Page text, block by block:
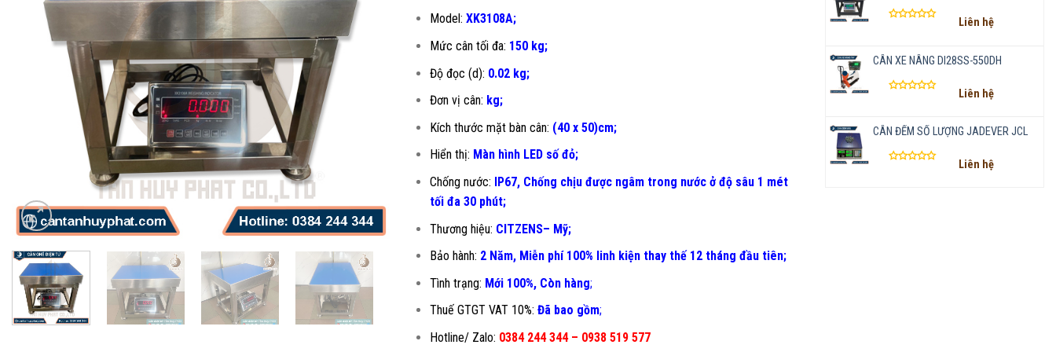
Model: XK3108A;
Mức cân tối đa: 150 kg;
Độ đọc (d): 0.02 kg;
Đơn vị cân: kg;
Kích thước mặt bàn cân: (40 x 50)cm;
Hiển thị: Màn hình LED số đỏ;
Chống nước: IP67, Chống chịu được ngâm trong nước ở độ sâu 1 mét
tối đa 30 phút;
Thương hiệu: CITZENS– Mỹ;
Bảo hành: 2 Năm, Miễn phí 100% linh kiện thay thế 12 tháng đầu tiên;
Tình trạng: Mới 100%, Còn hàng;
Thuế GTGT VAT 10%: Đã bao gồm;
Hotline/ Zalo: 0384 244 344 – 0938 519 577
hạng
5
Liên hệ
CÂN XE NÂNG DI28SS-550DH
hạng
5
Liên hệ
CÂN ĐẾM SỐ LƯỢNG JADEVER JCL
Liên hệ